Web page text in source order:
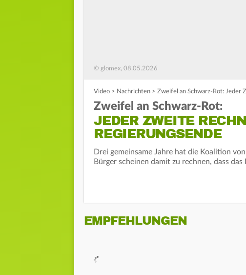
© glomex, 08.05.2026
Video > Nachrichten > Zweifel an Schwarz-Rot: Jeder
Zweifel an Schwarz-Rot:
JEDER ZWEITE
REGIERUNGSENDE
Drei gemeinsame Jahre hat die Koalition
Bürger scheinen damit zu rechnen, dass
EMPFEHLUNGEN